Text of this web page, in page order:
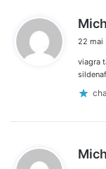
22 mai
viagra